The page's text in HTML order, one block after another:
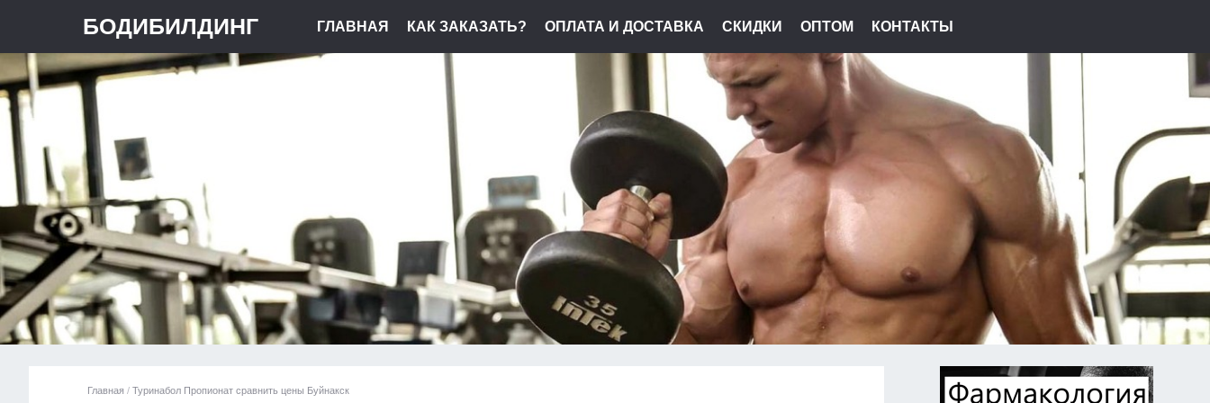
БОДИБИЛДИНГ ГЛАВНАЯ КАК ЗАКАЗАТЬ? ОПЛАТА И ДОСТАВКА СКИДКИ ОПТОМ КОНТАКТЫ
Главная / Туринабол Пропионат сравнить цены Буйнакск